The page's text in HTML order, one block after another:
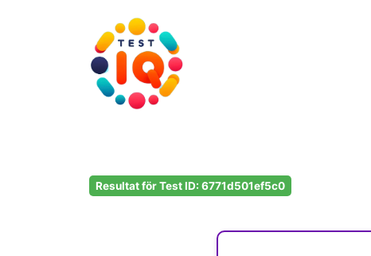
Resultat för Test ID: 6771d501ef5c0